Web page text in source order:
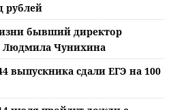
рублей
бывший директор
Людмила Чунихина
выпускника сдали ЕГЭ на 100